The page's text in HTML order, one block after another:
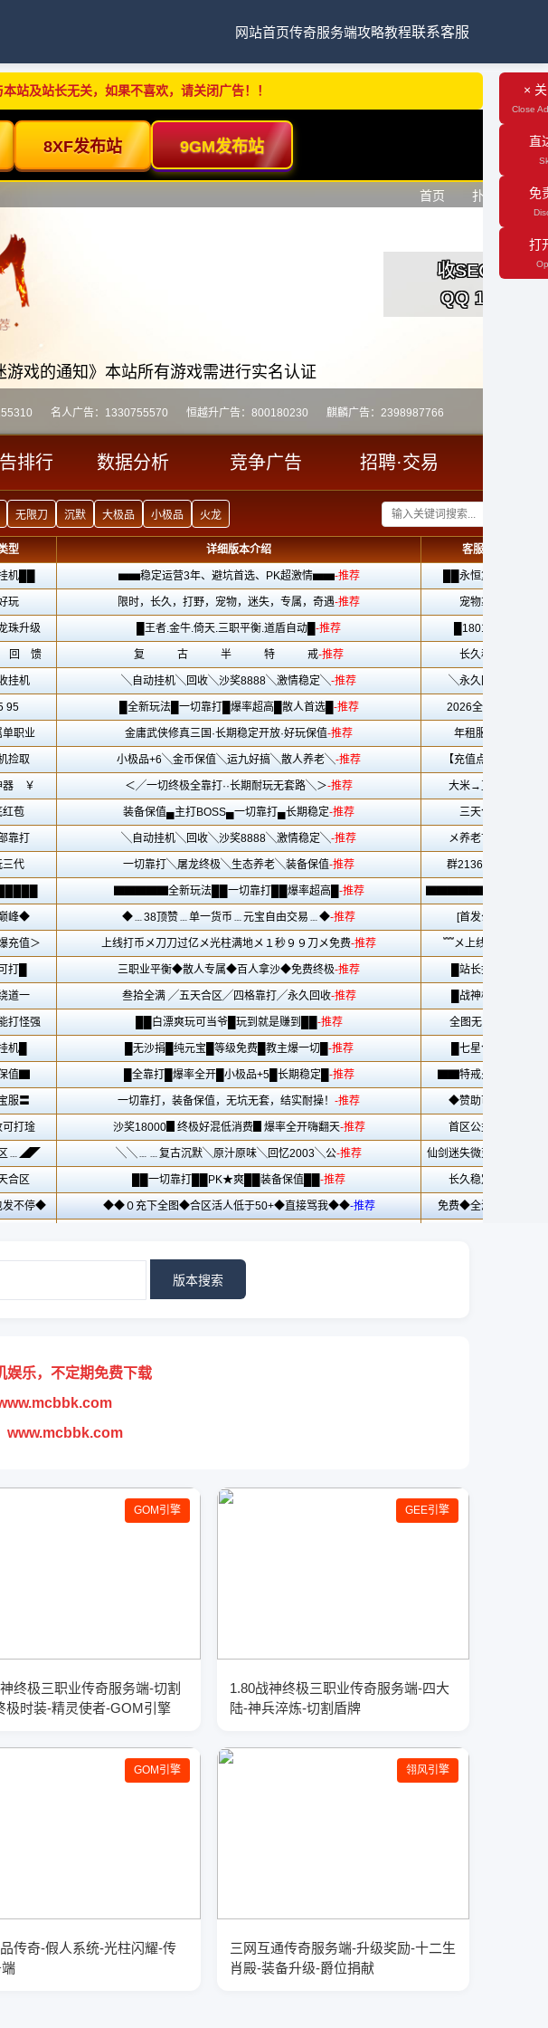
网站首页传奇服务端攻略教程联系客服
站及站长无关，如果不喜欢，请关闭广告！！ ×
Close
直
免
打
版本搜索
娱乐，不定期免费下载
www.mcbbk.com
GOM引擎
终极三职业传奇服务端-切割
极时装-精灵使者-GOM引擎
GEE引擎
1.80战神终极三职业传奇服务端-四大
陆-神兵淬炼-切割盾牌
GOM引擎
传奇-假人系统-光柱闪耀-传
翎风引擎
三网互通传奇服务端-升级奖励-十二生
肖殿-装备升级-爵位捐献